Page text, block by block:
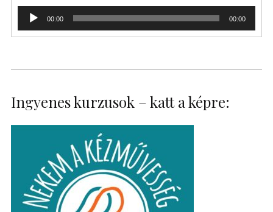
Audió
lejátszó00:00 00:00
Ingyenes kurzusok – katt a képre: